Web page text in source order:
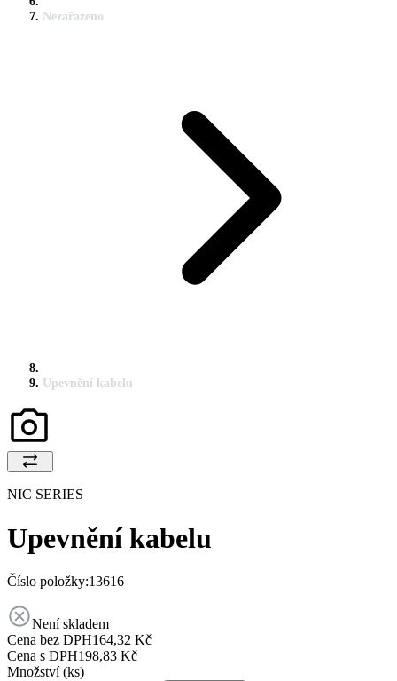
Nezařazeno
Upevnění kabelu
NIC SERIES
Upevnění kabelu
Číslo položky:13616
Není skladem
Cena bez DPH164,32 Kč
Cena s DPH198,83 Kč
Množství (ks)